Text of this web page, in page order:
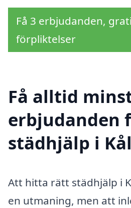
Få 3 erbjudanden,
förpliktelser
Få alltid
erbjudanden
städhjälp i
Att hitta rätt städhjälp i
en utmaning, men att